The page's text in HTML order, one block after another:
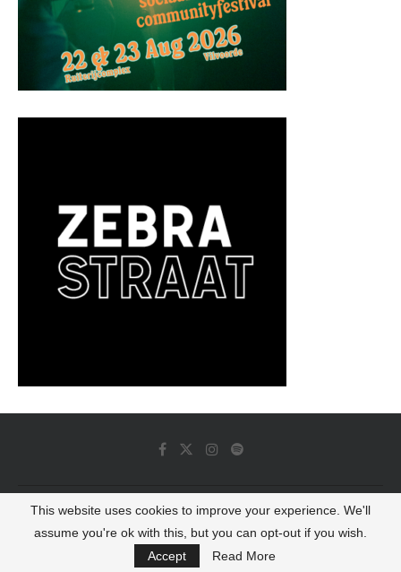
© 2022 - Luminous Dash All Rights Reserved
BACK TO TOP
This website uses cookies to improve your experience. We'll
assume you're ok with this, but you can opt-out if you wish.
Accept
Read More